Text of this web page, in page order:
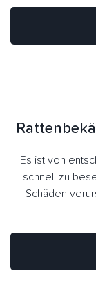
Es ist von
schnell zu
Schäden